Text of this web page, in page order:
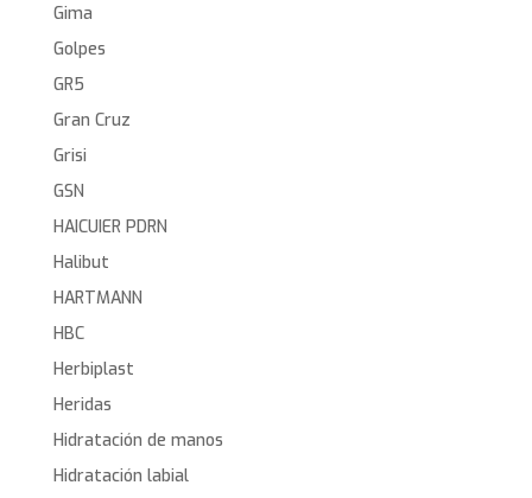
Gima
Golpes
GR5
Gran Cruz
Grisi
GSN
HAICUIER PDRN
Halibut
HARTMANN
HBC
Herbiplast
Heridas
Hidratación de manos
Hidratación labial